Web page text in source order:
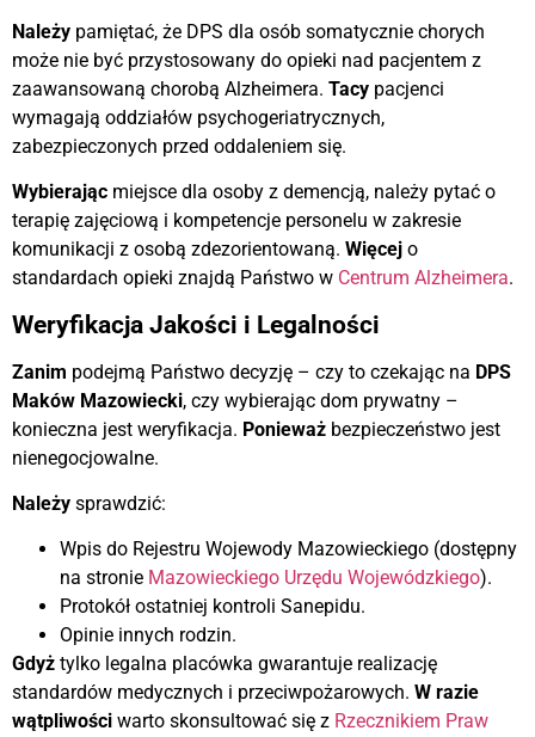
Należy pamiętać, że DPS dla osób somatycznie chorych
może nie być przystosowany do opieki nad pacjentem z
zaawansowaną chorobą Alzheimera. Tacy pacjenci
wymagają oddziałów psychogeriatrycznych,
zabezpieczonych przed oddaleniem się.
Wybierając miejsce dla osoby z demencją, należy pytać o
terapię zajęciową i kompetencje personelu w zakresie
komunikacji z osobą zdezorientowaną. Więcej o
standardach opieki znajdą Państwo w Centrum Alzheimera.
Weryfikacja Jakości i Legalności
Zanim podejmą Państwo decyzję – czy to czekając na DPS
Maków Mazowiecki, czy wybierając dom prywatny –
konieczna jest weryfikacja. Ponieważ bezpieczeństwo jest
nienegocjowalne.
Należy sprawdzić:
Wpis do Rejestru Wojewody Mazowieckiego (dostępny
na stronie Mazowieckiego Urzędu Wojewódzkiego).
Protokół ostatniej kontroli Sanepidu.
Opinie innych rodzin.
Gdyż tylko legalna placówka gwarantuje realizację
standardów medycznych i przeciwpożarowych. W razie
wątpliwości warto skonsultować się z Rzecznikiem Praw